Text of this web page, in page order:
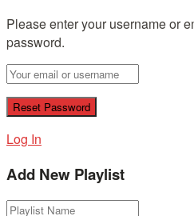
Please enter your username or
password.
Log In
Add New Playlist